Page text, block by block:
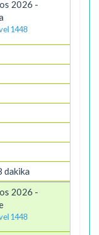
2026 -
1448
dakika
2026 -
1448